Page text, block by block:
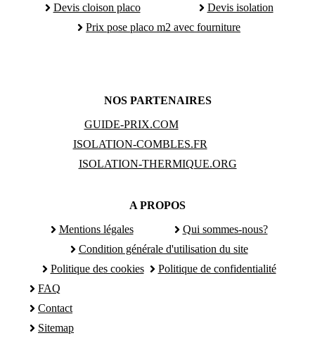
Devis cloison placo
Devis isolation
Prix pose placo m2 avec fourniture
NOS PARTENAIRES
GUIDE-PRIX.COM
ISOLATION-COMBLES.FR
ISOLATION-THERMIQUE.ORG
A PROPOS
Mentions légales
Qui sommes-nous?
Condition générale d'utilisation du site
Politique des cookies
Politique de confidentialité
FAQ
Contact
Sitemap